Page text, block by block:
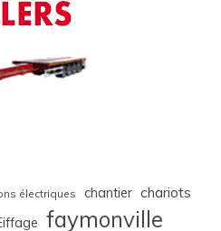
électriques chantier chariots
faymonville